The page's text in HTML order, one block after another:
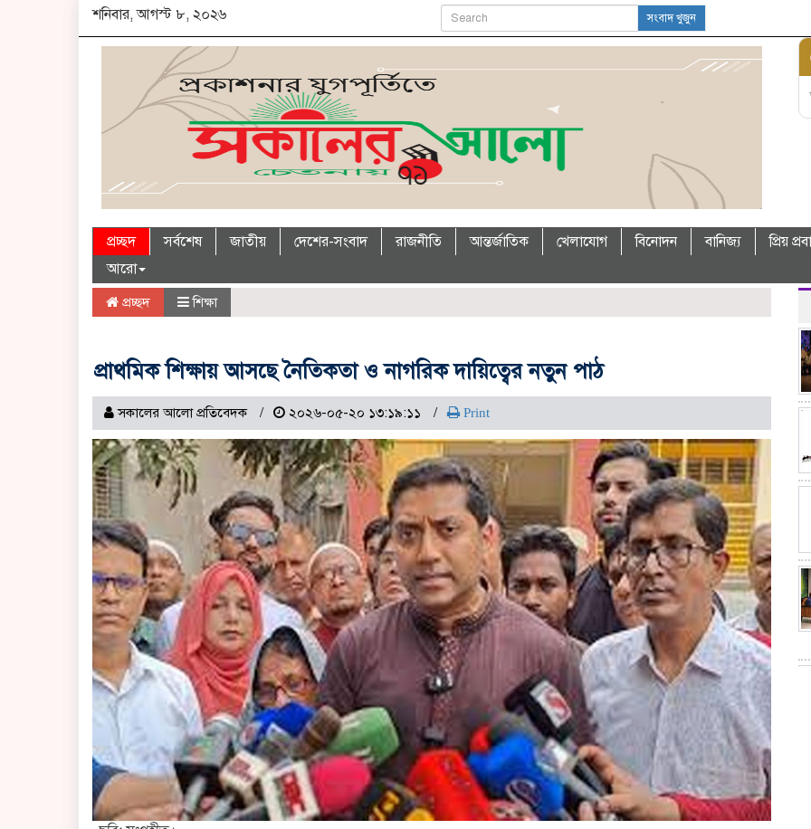
শনিবার, আগস্ট ৮, ২০২৬ সংবাদ খুজুন
প্রচ্ছদ সর্বশেষ জাতীয় দেশের-সংবাদ রাজনীতি আন্তর্জাতিক খেলাযোগ বিনোদন বানিজ্য প্রিয়
আরো
প্রচ্ছদ শিক্ষা
প্রাথমিক শিক্ষায় আসছে নৈতিকতা ও নাগরিক দায়িত্বের নতুন পাঠ
সকালের আলো প্রতিবেদক ২০২৬-০৫-২০ ১৩:১৯:১১ Print